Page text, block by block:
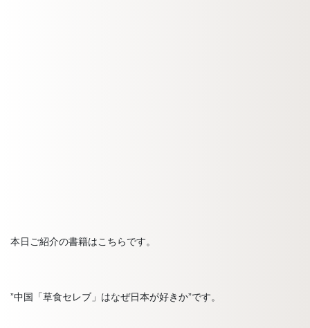
本日ご紹介の書籍はこちらです。
”中国「草食セレブ」はなぜ日本が好きか”です。